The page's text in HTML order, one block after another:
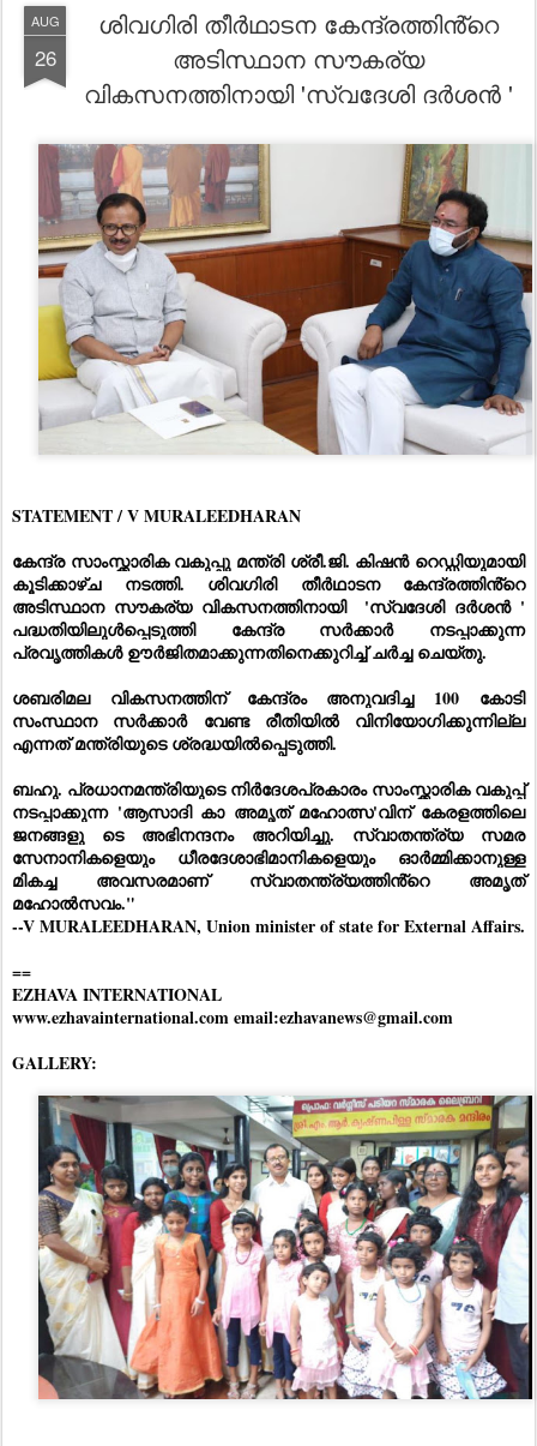
AUG
26
ശിവഗിരി തീർഥാടന കേന്ദ്രത്തിൻ്റെ
അടിസ്ഥാന സൗകര്യ
വികസനത്തിനായി 'സ്വദേശി ദർശൻ '
STATEMENT / V MURALEEDHARAN
കേന്ദ്ര സാംസ്ക്കാരിക വകുപ്പു മന്ത്രി ശ്രീ.ജി. കിഷൻ റെഡ്ഡിയുമായി
കൂടിക്കാഴ്ച നടത്തി. ശിവഗിരി തീർഥാടന കേന്ദ്രത്തിൻ്റെ
അടിസ്ഥാന സൗകര്യ വികസനത്തിനായി  'സ്വദേശി ദർശൻ '
പദ്ധതിയിലുൾപ്പെടുത്തി കേന്ദ്ര സർക്കാർ നടപ്പാക്കുന്ന
പ്രവൃത്തികൾ ഊർജിതമാക്കുന്നതിനെക്കുറിച്ച് ചർച്ച ചെയ്തു.
ശബരിമല വികസനത്തിന് കേന്ദ്രം അനുവദിച്ച 100 കോടി
സംസ്ഥാന സർക്കാർ വേണ്ട രീതിയിൽ വിനിയോഗിക്കുന്നില്ല
എന്നത് മന്ത്രിയുടെ ശ്രദ്ധയിൽപ്പെടുത്തി.
ബഹു. പ്രധാനമന്ത്രിയുടെ നിർദേശപ്രകാരം സാംസ്ക്കാരിക വകുപ്പ്
നടപ്പാക്കുന്ന 'ആസാദി കാ അമൃത് മഹോത്സ'വിന് കേരളത്തിലെ
ജനങ്ങളു ടെ അഭിനന്ദനം അറിയിച്ചു. സ്വാതന്ത്ര്യ സമര
സേനാനികളെയും ധീരദേശാഭിമാനികളെയും ഓർമ്മിക്കാനുള്ള
മികച്ച അവസരമാണ് സ്വാതന്ത്ര്യത്തിൻ്റെ അമൃത്
മഹോൽസവം."
--V MURALEEDHARAN, Union minister of state for External Affairs.
==
EZHAVA INTERNATIONAL
www.ezhavainternational.com email:ezhavanews@gmail.com